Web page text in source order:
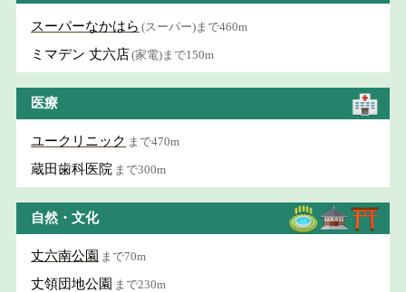
スーパーなかはら (スーパー)まで460m
ミマデン 丈六店(家電)まで150m
医療
ユークリニック まで470m
蔵田歯科医院 まで300m
自然・文化
丈六南公園 まで70m
丈領団地公園 まで230m